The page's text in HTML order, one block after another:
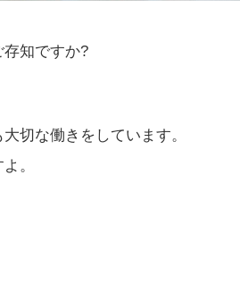
知ですか?
切な働きをしています。
。